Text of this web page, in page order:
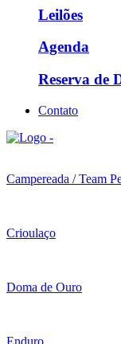
Leilões
Agenda
Reserva de
Contato
Campereada / Team
Crioulaço
Doma de Ouro
Enduro